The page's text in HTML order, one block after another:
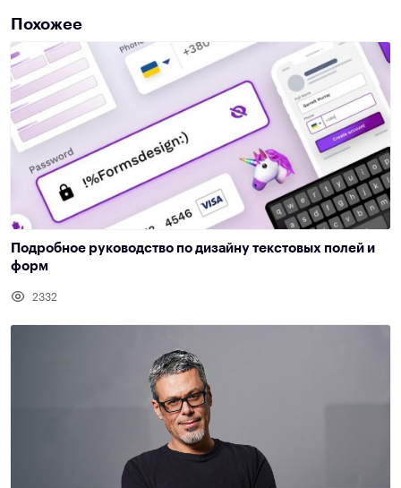
Похожее
Подробное руководство по дизайну текстовых полей и
форм
2332